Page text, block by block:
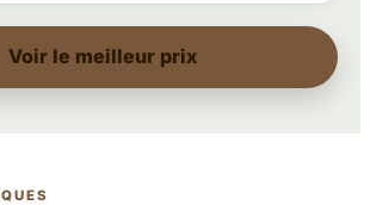
Voir le meilleur prix